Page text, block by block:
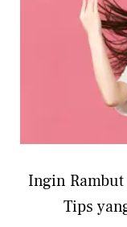
Ingin
Tips